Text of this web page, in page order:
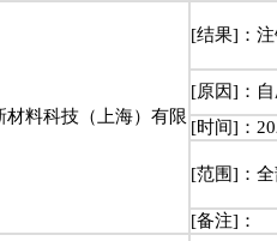
料科技（上海）有限
[结果]：
[原因]：
[时间]：
[范围]：
[备注]：